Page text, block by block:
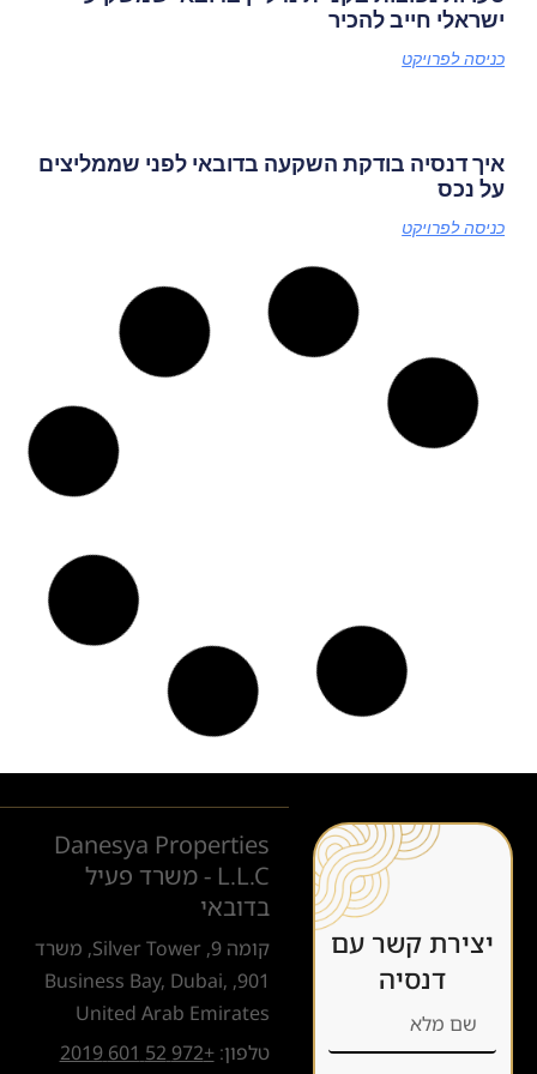
ישראלי חייב להכיר
כניסה לפרויקט
איך דנסיה בודקת השקעה בדובאי לפני שממליצים
על נכס
כניסה לפרויקט
יצירת קשר עם
דנסיה
Danesya Properties
L.L.C - משרד פעיל
בדובאי
קומה 9, Silver Tower, משרד
901, Business Bay, Dubai,
United Arab Emirates
טלפון:+972 52 601 2019